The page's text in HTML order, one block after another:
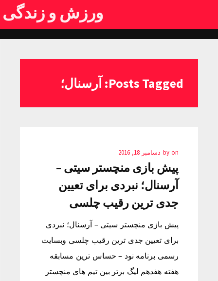
ورزش و زندگی
Posts Tagged: آرسنال؛
by on دسامبر 18, 2016
پیش بازی منچستر سیتی –
آرسنال؛ نبردی برای تعیین
جدی ترین رقیب چلسی
پیش بازی منچستر سیتی – آرسنال؛ نبردی
برای تعیین جدی ترین رقیب چلسی وبسایت
رسمی برنامه نود – حساس ترین مسابقه
هفته هفدهم لیگ برتر بین تیم های منچستر